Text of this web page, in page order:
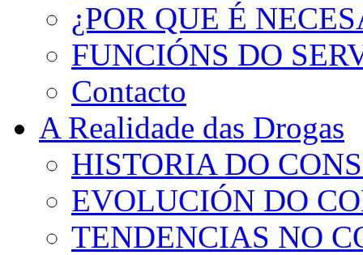
¿POR QUE É
FUNCIÓNS DO
Contacto
A Realidade das Drogas
HISTORIA DO
EVOLUCIÓN DO
TENDENCIAS NO